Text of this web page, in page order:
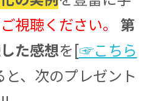
視聴ください。 第
た感想を[☞こちら
、次のプレゼント